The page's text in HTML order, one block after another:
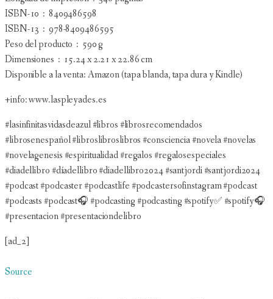
ISBN-10 ‏ : ‎ 8409486598
ISBN-13 ‏ : ‎ 978-8409486595
Peso del producto ‏ : ‎ 590 g
Dimensiones ‏ : ‎ 15.24 x 2.21 x 22.86 cm
Disponible a la venta: Amazon (tapa blanda, tapa dura y Kindle)
+info: www.laspleyades.es
#lasinfinitasvidasdeazul #libros #librosrecomendados
#librosenespañol #libroslibroslibros #consciencia #novela #novelas
#novelagenesis #espiritualidad #regalos #regalosespeciales
#diadellibro #díadellibro #diadellibro2024 #santjordi #santjordi2024
#podcast #podcaster #podcastlife #podcastersofinstagram #podcast
#podcasts #podcast🎧 #podcasting #podcasting #spotify✅ #spotify🎧
#presentacion #presentaciondelibro
[ad_2]
Source